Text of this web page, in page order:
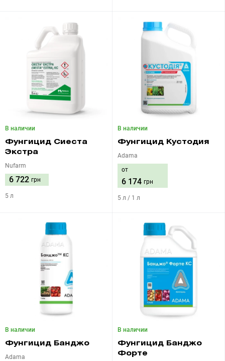
В наличии
Фунгицид Сиеста
Экстра
Nufarm
6 722 грн
5 л
В наличии
Фунгицид Кустодия
Adama
от
6 174 грн
5 л / 1 л
В наличии
Фунгицид Банджо
Adama
В наличии
Фунгицид Банджо
Форте